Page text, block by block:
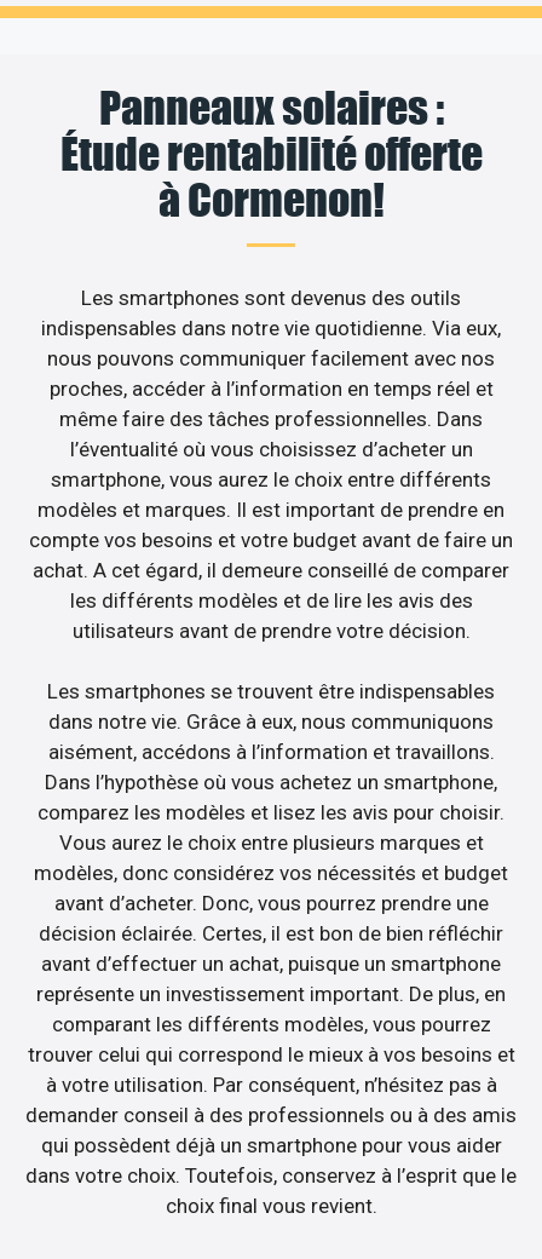
Panneaux solaires :
Étude rentabilité offerte
à Cormenon!
Les smartphones sont devenus des outils
indispensables dans notre vie quotidienne. Via eux,
nous pouvons communiquer facilement avec nos
proches, accéder à l’information en temps réel et
même faire des tâches professionnelles. Dans
l’éventualité où vous choisissez d’acheter un
smartphone, vous aurez le choix entre différents
modèles et marques. Il est important de prendre en
compte vos besoins et votre budget avant de faire un
achat. A cet égard, il demeure conseillé de comparer
les différents modèles et de lire les avis des
utilisateurs avant de prendre votre décision.
Les smartphones se trouvent être indispensables
dans notre vie. Grâce à eux, nous communiquons
aisément, accédons à l’information et travaillons.
Dans l’hypothèse où vous achetez un smartphone,
comparez les modèles et lisez les avis pour choisir.
Vous aurez le choix entre plusieurs marques et
modèles, donc considérez vos nécessités et budget
avant d’acheter. Donc, vous pourrez prendre une
décision éclairée. Certes, il est bon de bien réfléchir
avant d’effectuer un achat, puisque un smartphone
représente un investissement important. De plus, en
comparant les différents modèles, vous pourrez
trouver celui qui correspond le mieux à vos besoins et
à votre utilisation. Par conséquent, n’hésitez pas à
demander conseil à des professionnels ou à des amis
qui possèdent déjà un smartphone pour vous aider
dans votre choix. Toutefois, conservez à l’esprit que le
choix final vous revient.